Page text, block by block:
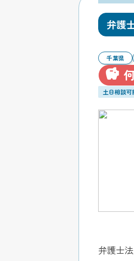
弁護
千葉県
土日相談可
弁護士